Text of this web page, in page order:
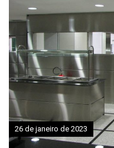
26 de janeiro de 2023